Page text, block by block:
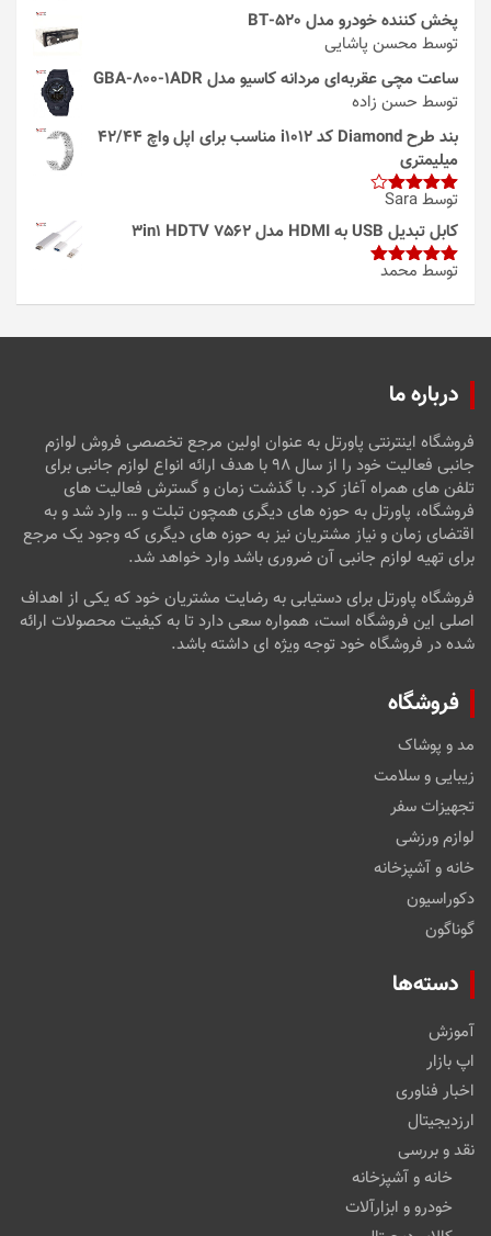
پخش کننده خودرو مدل 520-BT
توسط محسن پاشایی
ساعت مچی عقربه‌ای مردانه کاسیو مدل GBA-800-1ADR
توسط حسن زاده
بند طرح Diamond کد i1012 مناسب برای اپل واچ 42/44
میلیمتری
امتیاز4
از 5
توسط Sara
کابل تبدیل USB به HDMI مدل 3in1 HDTV 7562
امتیاز5از
توسط محمد
درباره ما
فروشگاه اینترنتی پاورتل به عنوان اولین مرجع تخصصی فروش لوازم
جانبی فعالیت خود را از سال ۹۸ با هدف ارائه انواع لوازم جانبی برای
تلفن های همراه آغاز کرد. با گذشت زمان و گسترش فعالیت های
فروشگاه، پاورتل به حوزه های دیگری همچون تبلت و … وارد شد و به
اقتضای زمان و نیاز مشتریان نیز به حوزه های دیگری که وجود یک مرجع
برای تهیه لوازم جانبی آن ضروری باشد وارد خواهد شد.
فروشگاه پاورتل برای دستیابی به رضایت مشتریان خود که یکی از اهداف
اصلی این فروشگاه است، همواره سعی دارد تا به کیفیت محصولات ارائه
شده در فروشگاه خود توجه ویژه ای داشته باشد.
فروشگاه
مد و پوشاک
زیبایی و سلامت
تجهیزات سفر
لوازم ورزشی
خانه و آشپزخانه
دکوراسیون
گوناگون
دسته‌ها
آموزش
اپ بازار
اخبار فناوری
ارزدیجیتال
نقد و بررسی
خانه و آشپزخانه
خودرو و ابزارآلات